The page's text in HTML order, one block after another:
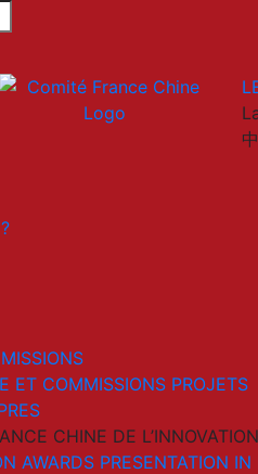
ET COMMISSIONS PROJETS
CHINE DE L’INNOVATION
AWARDS PRESENTATION IN